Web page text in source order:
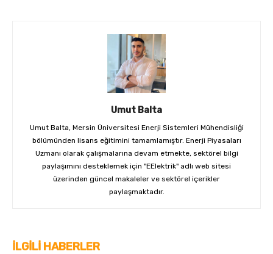
Umut Balta
Umut Balta, Mersin Üniversitesi Enerji Sistemleri Mühendisliği
bölümünden lisans eğitimini tamamlamıştır. Enerji Piyasaları
Uzmanı olarak çalışmalarına devam etmekte, sektörel bilgi
paylaşımını desteklemek için "EElektrik" adlı web sitesi
üzerinden güncel makaleler ve sektörel içerikler
paylaşmaktadır.
İLGILI HABERLER